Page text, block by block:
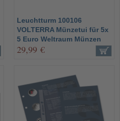
Leuchtturm 100106
VOLTERRA Münzetui für 5x
5 Euro Weltraum Münzen
29,99 €